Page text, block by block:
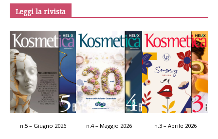
Leggi la rivista
n.5 – Giugno 2026 n.4 – Maggio 2026 n.3 – Aprile 2026